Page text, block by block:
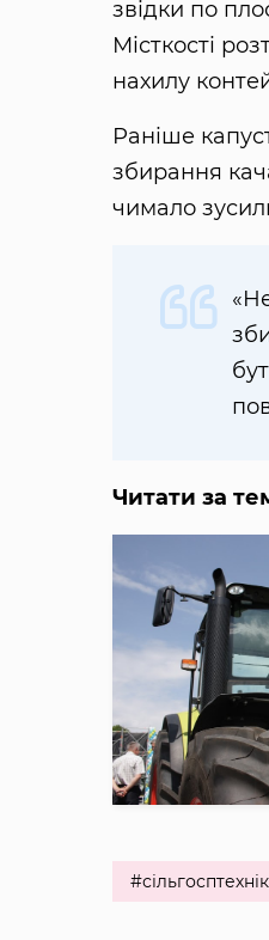
звідки по
Місткості
нахилу
Раніше
збирання
чимало
Читати за